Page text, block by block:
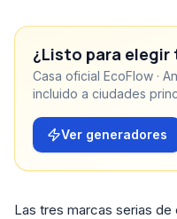
¿Listo para elegir
Casa oficial EcoFlow ·
incluido a ciudades
Ver generadores
Las tres marcas serias